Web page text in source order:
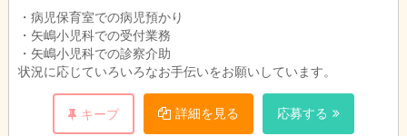
・病児保育室での病児預かり
・矢嶋小児科での受付業務
・矢嶋小児科での診察介助
状況に応じていろいろなお手伝いをお願いしています。
キープ 詳細を見る 応募する